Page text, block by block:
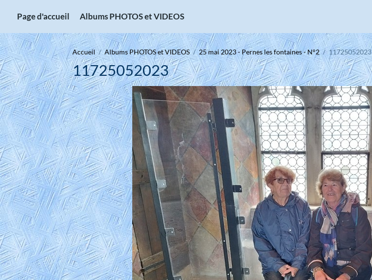
Page d'accueil Albums PHOTOS et VIDEOS
Accueil Albums PHOTOS et VIDEOS 25 mai 2023 - Pernes les fontaines - N°2 11725052023
11725052023